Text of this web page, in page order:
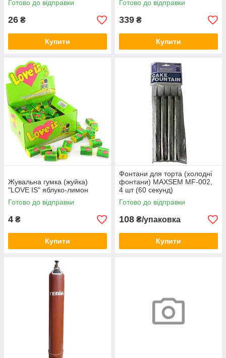
Готово до відправки
26 ₴
Купити
Готово до відправки
339 ₴
Купити
Жувальна гумка (жуйка)
"LOVE IS" яблуко-лимон
Готово до відправки
4 ₴
Купити
Фонтани для торта (холодні
фонтани) MAXSEM MF-002,
4 шт (60 секунд)
Готово до відправки
108 ₴/упаковка
Купити